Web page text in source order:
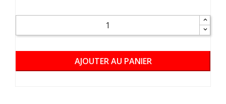
AJOUTER AU PANIER